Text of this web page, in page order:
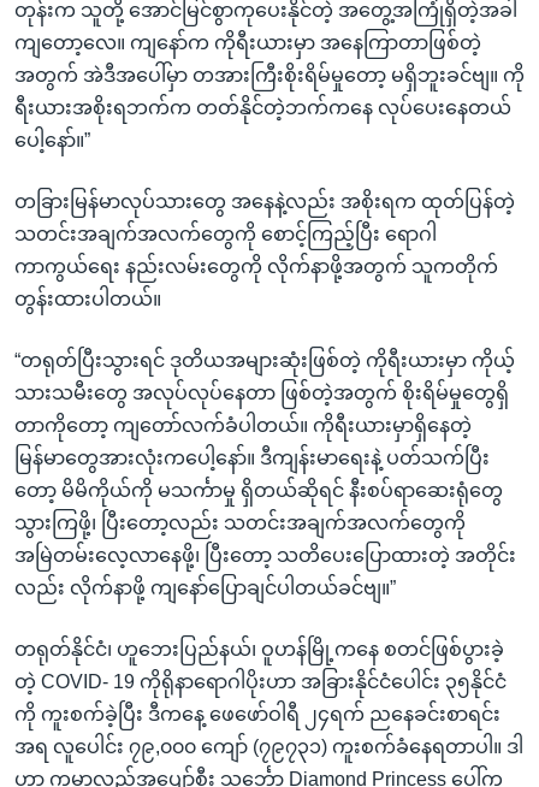
တုန်းက သူတို့ အောင်မြင်စွာကုပေးနိုင်တဲ့ အတွေ့အကြုံရှိတဲ့အခါ
ကျတော့လေ။ ကျနော်က ကိုရီးယားမှာ အနေကြာတာဖြစ်တဲ့
အတွက် အဲဒီအပေါ်မှာ တအားကြီးစိုးရိမ်မှုတော့ မရှိဘူးခင်ဗျ။ ကို
ရီးယားအစိုးရဘက်က တတ်နိုင်တဲ့ဘက်ကနေ လုပ်ပေးနေတယ်
ပေါ့နော်။”
တခြားမြန်မာလုပ်သားတွေ အနေနဲ့လည်း အစိုးရက ထုတ်ပြန်တဲ့
သတင်းအချက်အလက်တွေကို စောင့်ကြည့်ပြီး ရောဂါ
ကာကွယ်ရေး နည်းလမ်းတွေကို လိုက်နာဖို့အတွက် သူကတိုက်
တွန်းထားပါတယ်။
“တရုတ်ပြီးသွားရင် ဒုတိယအများဆုံးဖြစ်တဲ့ ကိုရီးယားမှာ ကိုယ့်
သားသမီးတွေ အလုပ်လုပ်နေတာ ဖြစ်တဲ့အတွက် စိုးရိမ်မှုတွေရှိ
တာကိုတော့ ကျတော်လက်ခံပါတယ်။ ကိုရီးယားမှာရှိနေတဲ့
မြန်မာတွေအားလုံးကပေါ့နော်။ ဒီကျန်းမာရေးနဲ့ ပတ်သက်ပြီး
တော့ မိမိကိုယ်ကို မသင်္ကာမှု ရှိတယ်ဆိုရင် နီးစပ်ရာဆေးရုံတွေ
သွားကြဖို့၊ ပြီးတော့လည်း သတင်းအချက်အလက်တွေကို
အမြဲတမ်းလေ့လာနေဖို့၊ ပြီးတော့ သတိပေးပြောထားတဲ့ အတိုင်း
လည်း လိုက်နာဖို့ ကျနော်ပြောချင်ပါတယ်ခင်ဗျ။”
တရုတ်နိုင်ငံ၊ ဟူဘေးပြည်နယ်၊ ဝူဟန်မြို့ကနေ စတင်ဖြစ်ပွားခဲ့
တဲ့ COVID- 19 ကိုရိုနာရောဂါပိုးဟာ အခြားနိုင်ငံပေါင်း ၃၅နိုင်ငံ
ကို ကူးစက်ခဲ့ပြီး ဒီကနေ့ ဖေဖော်ဝါရီ ၂၄ရက် ညနေခင်းစာရင်း
အရ လူပေါင်း ၇၉,၀၀၀ ကျော် (၇၉၇၃၁) ကူးစက်ခံနေရတာပါ။ ဒါ
ဟာ ကမ္ဘာလှည့်အပျော်စီး သင်္ဘော Diamond Princess ပေါ်က